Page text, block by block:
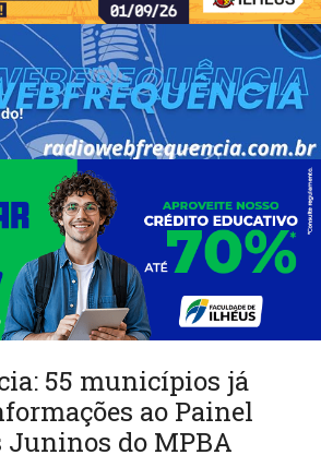
55 municípios já
ao Painel
Juninos do MPBA